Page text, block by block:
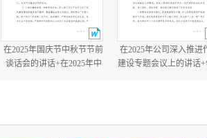
在2025年国庆节中秋节节前
谈话会的讲话+在2025年中
在2025年公司深入推进
建设专题会议上的讲话